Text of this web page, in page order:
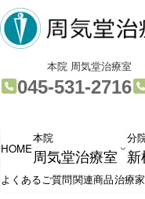
コ
ン
テ
ツ
プ
ナ
ビ
ゲ
シ
動
本院 周気堂治療室
045-531-2716
ル
リ
ク
ル
リ
ン
ク
HOME
本院
周気堂治療室
分
よくあるご質問関連商品治療